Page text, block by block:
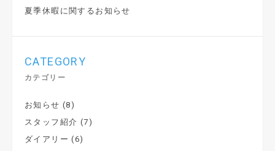
夏季休暇に関するお知らせ
CATEGORY
カテゴリー
お知らせ (8)
スタッフ紹介 (7)
ダイアリー (6)